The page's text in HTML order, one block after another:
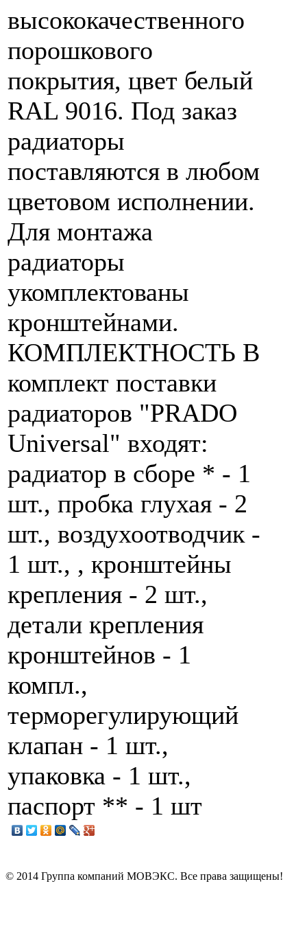
высококачественного
порошкового
покрытия, цвет белый
RAL 9016. Под заказ
радиаторы
поставляются в любом
цветовом исполнении.
Для монтажа
радиаторы
укомплектованы
кронштейнами.
КОМПЛЕКТНОСТЬ В
комплект поставки
радиаторов "PRADO
Universal" входят:
радиатор в сборе * - 1
шт., пробка глухая - 2
шт., воздухоотводчик -
1 шт., , кронштейны
крепления - 2 шт.,
детали крепления
кронштейнов - 1
компл.,
терморегулирующий
клапан - 1 шт.,
упаковка - 1 шт.,
паспорт ** - 1 шт
© 2014 Группа компаний МОВЭКС. Все права защищены!